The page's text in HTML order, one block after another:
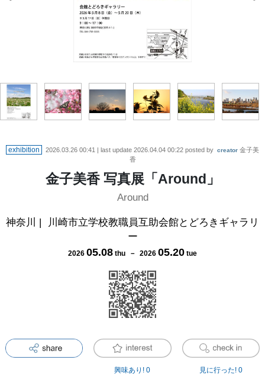
exhibition 2026.03.26 00:41 | last update 2026.04.04 00:22 posted by creator 金子美
香
金子美香 写真展「Around」
Around
神奈川 |
川崎市立学校教職員互助会館とどろきギャラリ
ー
2026 05.08 thu － 2026 05.20 tue
興味あり! 0 見に行った! 0